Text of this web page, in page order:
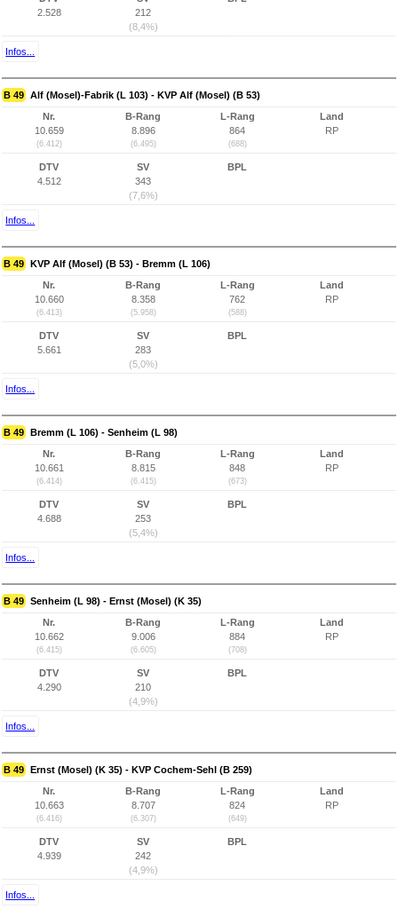
2.528
212
(8,4%)
Infos...
B 49 Alf (Mosel)-Fabrik (L 103) - KVP Alf (Mosel) (B 53)
Nr.
10.659
(6.412)
B-Rang
8.896
(6.495)
L-Rang
864
(688)
Land
RP
DTV
4.512
SV
343
(7,6%)
BPL
Infos...
B 49 KVP Alf (Mosel) (B 53) - Bremm (L 106)
Nr.
10.660
(6.413)
B-Rang
8.358
(5.958)
L-Rang
762
(588)
Land
RP
DTV
5.661
SV
283
(5,0%)
BPL
Infos...
B 49 Bremm (L 106) - Senheim (L 98)
Nr.
10.661
(6.414)
B-Rang
8.815
(6.415)
L-Rang
848
(673)
Land
RP
DTV
4.688
SV
253
(5,4%)
BPL
Infos...
B 49 Senheim (L 98) - Ernst (Mosel) (K 35)
Nr.
10.662
(6.415)
B-Rang
9.006
(6.605)
L-Rang
884
(708)
Land
RP
DTV
4.290
SV
210
(4,9%)
BPL
Infos...
B 49 Ernst (Mosel) (K 35) - KVP Cochem-Sehl (B 259)
Nr.
10.663
(6.416)
B-Rang
8.707
(6.307)
L-Rang
824
(649)
Land
RP
DTV
4.939
SV
242
(4,9%)
BPL
Infos...